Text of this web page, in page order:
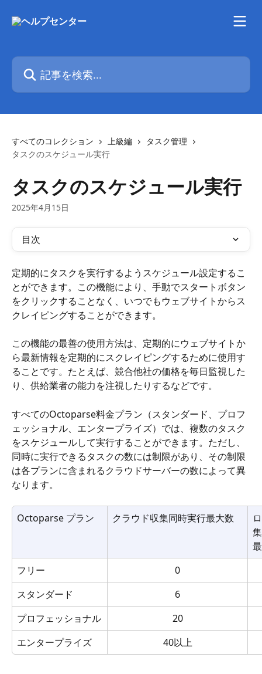
記事を検索...
すべてのコレクション 上級編
タスク管理
タスクのスケジュール実行
タスクのスケジュール実行
2025年4月15日
目次
定期的にタスクを実行するようスケジュール設定するこ
とができます。この機能により、手動でスタートボタン
をクリックすることなく、いつでもウェブサイトからス
クレイピングすることができます。
この機能の最善の使用方法は、定期的にウェブサイトか
ら最新情報を定期的にスクレイピングするために使用す
ることです。たとえば、競合他社の価格を毎日監視した
り、供給業者の能力を注視したりするなどです。
すべてのOctoparse料金プラン（スタンダード、プロフ
ェッショナル、エンタープライズ）では、複数のタスク
をスケジュールして実行することができます。ただし、
同時に実行できるタスクの数には制限があり、その制限
は各プランに含まれるクラウドサーバーの数によって異
なります。
Octoparse プラン クラウド収集同時実行最大数
フリー
0
スタンダード
6
プロフェッショナル
20
エンタープライズ
40以上